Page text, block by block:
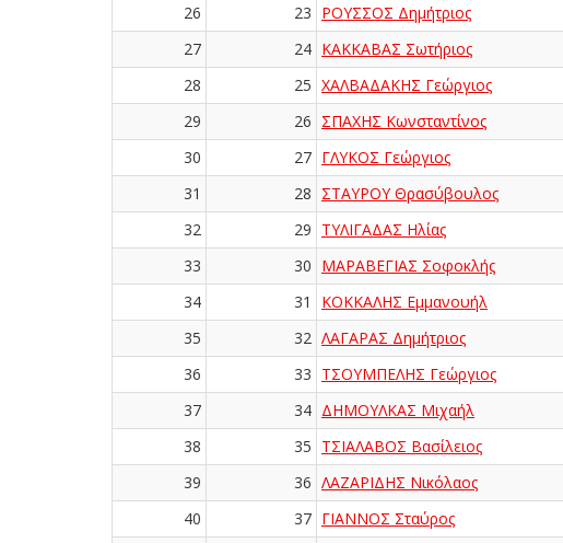
26
23 ΡΟΥΣΣΟΣ Δημήτριος
27
24 ΚΑΚΚΑΒΑΣ Σωτήριος
28
25 ΧΑΛΒΑΔΑΚΗΣ Γεώργιος
29
26 ΣΠΑΧΗΣ Κωνσταντίνος
30
27 ΓΛΥΚΟΣ Γεώργιος
31
28 ΣΤΑΥΡΟΥ Θρασύβουλος
32
29 ΤΥΛΙΓΑΔΑΣ Ηλίας
33
30 ΜΑΡΑΒΕΓΙΑΣ Σοφοκλής
34
31 ΚΟΚΚΑΛΗΣ Εμμανουήλ
35
32 ΛΑΓΑΡΑΣ Δημήτριος
36
33 ΤΣΟΥΜΠΕΛΗΣ Γεώργιος
37
34 ΔΗΜΟΥΛΚΑΣ Μιχαήλ
38
35 ΤΣΙΑΛΑΒΟΣ Βασίλειος
39
36 ΛΑΖΑΡΙΔΗΣ Νικόλαος
40
37 ΓΙΑΝΝΟΣ Σταύρος